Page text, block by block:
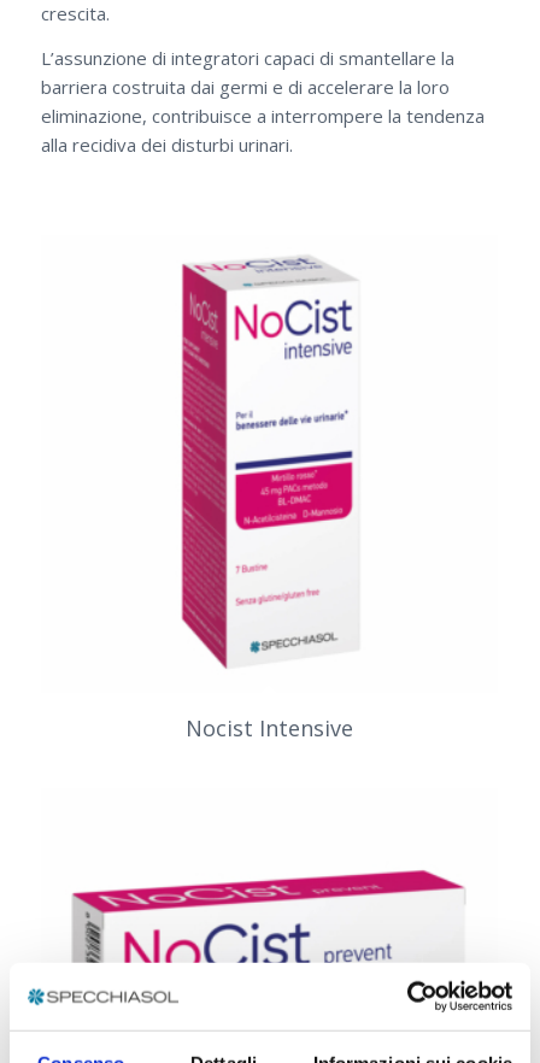
crescita.
L’assunzione di integratori capaci di smantellare la
barriera costruita dai germi e di accelerare la loro
eliminazione, contribuisce a interrompere la tendenza
alla recidiva dei disturbi urinari.
Nocist Intensive